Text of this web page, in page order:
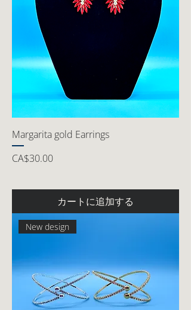
Margarita gold Earrings
価格
CA$30.00
カートに追加する
New design